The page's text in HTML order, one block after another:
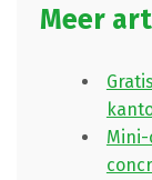
Meer